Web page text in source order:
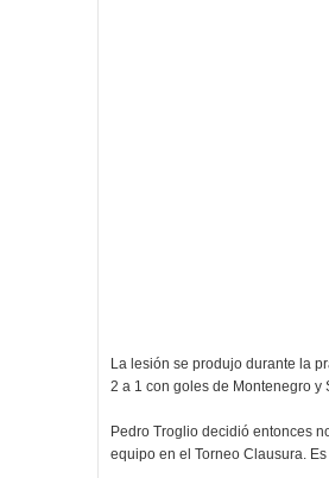
La lesión se produjo durante la
2 a 1 con goles de Montenegro y
Pedro Troglio decidió entonces
equipo en el Torneo Clausura.